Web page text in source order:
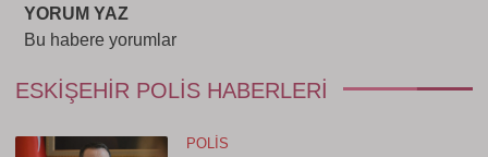
YORUM YAZ
Bu habere yorumlar
ESKIŞEHIR POLIS HABERLERI
POLIS